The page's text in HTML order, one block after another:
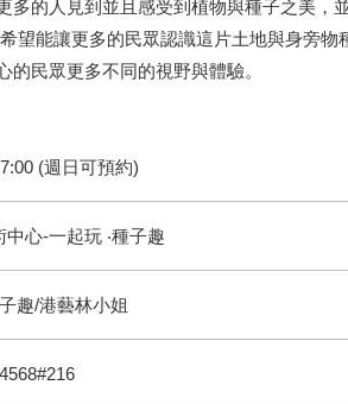
多的人見到並且感受到植物與種子之美，
望能讓更多的民眾認識這片土地與身旁物
的民眾更多不同的視野與體驗。
(週日可預約)
中心-一起玩 ‧種子趣
趣/港藝林小姐